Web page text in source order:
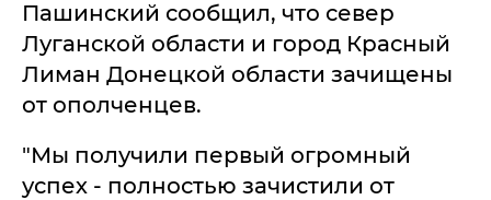
Пашинский сообщил, что север
Луганской области и город Красный
Лиман Донецкой области зачищены
от ополченцев.
"Мы получили первый огромный
успех - полностью зачистили от